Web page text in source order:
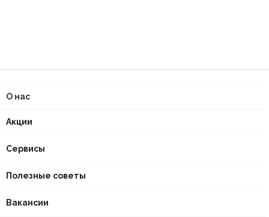
О нас
Акции
Сервисы
Полезные советы
Вакансии